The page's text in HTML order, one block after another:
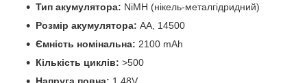
Тип акумулятора: NiMH (нікель-металгідридний)
Розмір акумулятора: AA, 14500
Ємність номінальна: 2100 mAh
Кількість циклів: >500
Напруга повна: 1,48V